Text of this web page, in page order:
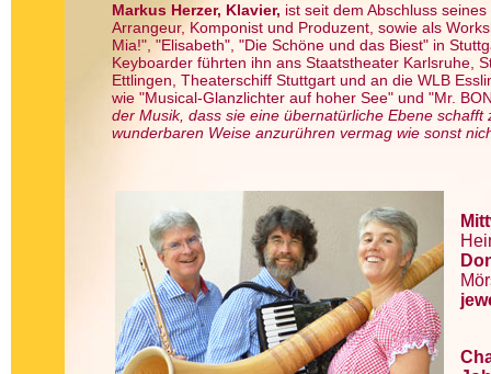
Markus Herzer, Klavier, ist seit dem Abschluss
Arrangeur, Komponist und Produzent, sowie als
Mia!", "Elisabeth", "Die Schöne und das Biest" in
Keyboarder führten ihn ans Staatstheater Karlsruhe,
Ettlingen, Theaterschiff Stuttgart und an die WLB
wie "Musical-Glanzlichter auf hoher See" und "Mr.
der Musik, dass sie eine übernatürliche Ebene
wunderbaren Weise anzurühren vermag wie sonst